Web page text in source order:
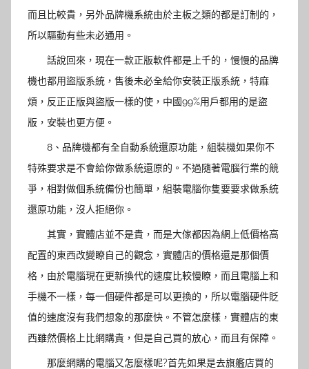
而且比較貴，另外品牌機系統由於主板之類的都是訂制的，
所以驅動有些未必通用。
話說回來，現在一款正版軟件都是上千的，慢慢的品牌
機也都用盜版系統，售後未必全給你安裝正版系統，特麻
煩，反正正版與盜版一樣的使，中國99%用戶都用的是盜
版，安裝也更方便。
8、品牌機都有全自動系統還原功能，組裝機如果你不
特殊要求是不會給你做系統還原的。不過隨著電腦行業的競
爭，相對做個系統備份也簡單，組裝電腦你隻要要求做系統
還原功能，沒人拒絕你。
其實，實體店並不是貴，而是大傢都因為網上低價格高
配置的東西改變瞭自己的觀念，實體店的價格還是那個價
格，由於電腦現在更新換代的速度比較慢瞭，而且電腦上和
手機不一樣，每一個硬件都是可以更換的，所以電腦硬件貶
值的速度沒有我們想象的那麼快。不管怎麼樣，實體店的東
西雖然價格上比網購貴，但是自己買的放心，而且有保障。
那麼網購的電腦又怎麼樣呢?首先如果是去旗艦店買的